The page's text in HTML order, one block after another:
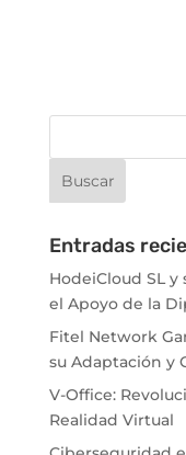
Entradas
HodeiCloud SL
el Apoyo de la
Fitel Network
su Adaptación y
V-Office:
Realidad Virtual